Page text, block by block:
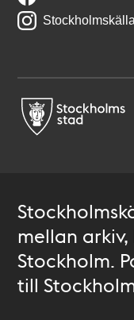
mellan
Stockholm.
till